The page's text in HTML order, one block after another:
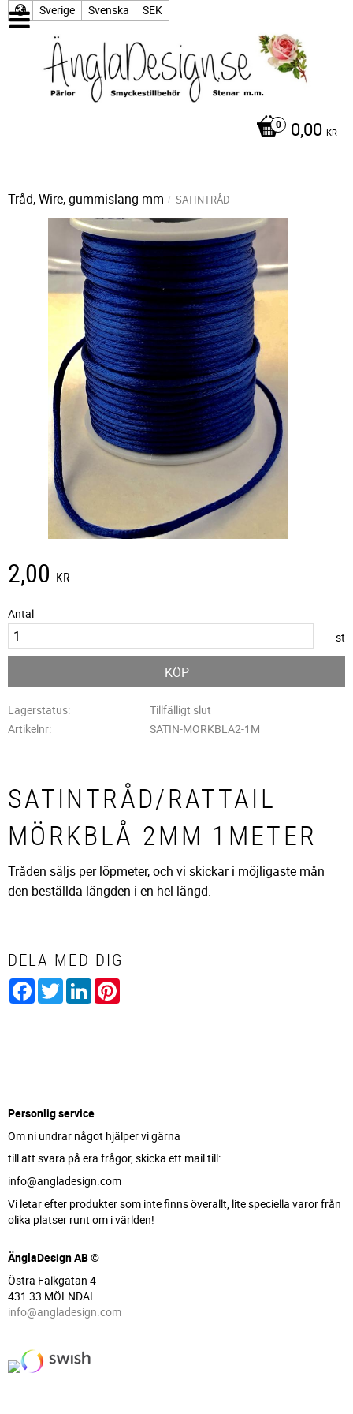
Sverige Svenska SEK
0,00 KR
Tråd, Wire, gummislang mm SATINTRÅD
2,00 KR
Antal
st
KÖP
Lagerstatus
Tillfälligt slut
Artikelnr
SATIN-MORKBLA2-1M
SATINTRÅD/RATTAIL
MÖRKBLÅ 2MM 1METER
Tråden säljs per löpmeter, och vi skickar i möjligaste mån
den beställda längden i en hel längd.
DELA MED DIG
Facebook
TwitterLinkedIn
Personlig service
Om ni undrar något hjälper vi gärna
till att svara på era frågor, skicka ett mail till:
info@angladesign.com
Vi letar efter produkter som inte finns överallt, lite speciella varor från
olika platser runt om i världen!
ÄnglaDesign AB ©
Östra Falkgatan 4
431 33 MÖLNDAL
info@angladesign.com